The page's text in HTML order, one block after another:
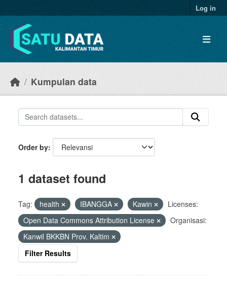
Log in
Kumpulan data
Order by
1 dataset found
Tag: health IBANGGA Kawin
Licenses:
Open Data Commons Attribution License
Organisasi:
Kanwil BKKBN Prov. Kaltim
Filter Results